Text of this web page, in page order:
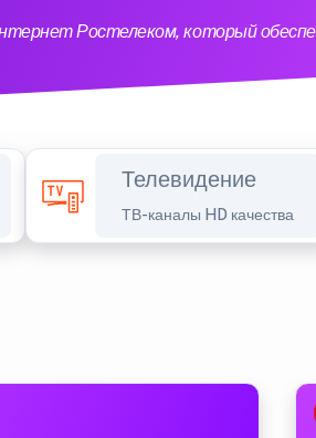
Ростелеком, который
Телевидение
ТВ-каналы HD качества